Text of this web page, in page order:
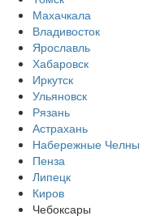
Махачкала
Владивосток
Ярославль
Хабаровск
Иркутск
Ульяновск
Рязань
Астрахань
Набережные Челны
Пенза
Липецк
Киров
Чебоксары